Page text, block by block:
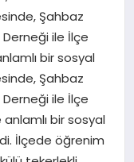
Şahbaz
ile İlçe
bir sosyal
Şahbaz
ile İlçe
bir sosyal
İlçede öğrenim